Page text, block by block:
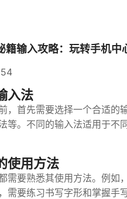
籍输入攻略：玩转手机中
入法
，首先需要选择一个合适的
等。不同的输入法适用于
使用方法
需要熟悉其使用方法。例如
需要练习书写字形和掌握